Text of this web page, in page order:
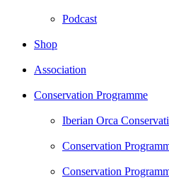
Podcast
Shop
Association
Conservation Programme
Iberian Orca
Conservation
Conservation